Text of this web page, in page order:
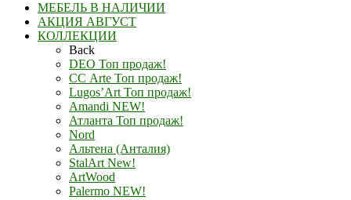
МЕБЕЛЬ В НАЛИЧИИ
АКЦИЯ АВГУСТ
КОЛЛЕКЦИИ
Back
DEO Топ продаж!
СС Arte Топ продаж!
Lugos’Art Топ продаж!
Amandi NEW!
Атланта Топ продаж!
Nord
Альтена (Анталия)
StalArt New!
ArtWood
Palermo NEW!